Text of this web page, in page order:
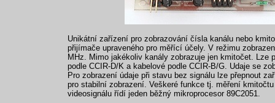
Unikátní zařízení pro zobrazování čísla kanálu nebo
přijímače upraveného pro měřící účely. V režimu
MHz. Mimo jakékoliv kanály zobrazuje jen kmitočet. Lze
podle CCIR-D/K a kabelové podle CCIR-B/G. Udaje se
Pro zobrazení údaje při stavu bez signálu lze přepnout
pro stabilní zobrazení. Veškeré funkce tj. měření
videosignálu řídí jeden běžný mikroprocesor 89C2051.